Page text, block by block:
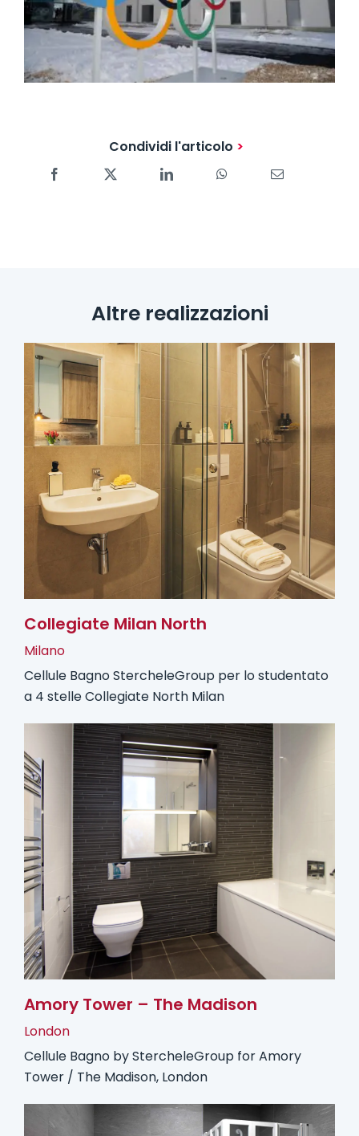
Condividi l'articolo
Altre realizzazioni
Collegiate Milan North
Milano
Cellule Bagno StercheleGroup per lo studentato
a 4 stelle Collegiate North Milan
Amory Tower – The Madison
London
Cellule Bagno by StercheleGroup for Amory
Tower / The Madison, London